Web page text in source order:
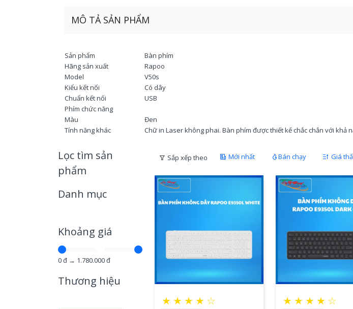
MÔ TẢ SẢN PHẨM
Sản phẩm
Bàn phím
Hãng sản xuất
Rapoo
Model
V50s
Kiểu kết nối
Có dây
Chuẩn kết nối
USB
Phím chức năng
Màu
Đen
Tính năng khác
Chữ in Laser không phai. Bàn phím được thiết kế chắc chắn với khả
Lọc tìm sản
phẩm
Danh mục
Khoảng giá
0đ → 1.780.000đ
Thương hiệu
Sắp xếp theo Mới nhất Bán chạy Giá
★ ★ ★ ★ ☆ ★ ★ ★ ★ ☆